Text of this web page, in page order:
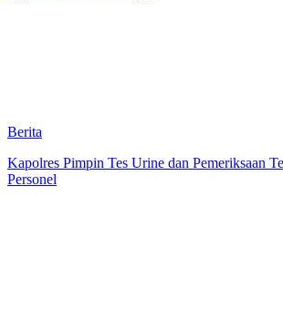
Berita
Kapolres Pimpin Tes Urine dan Pemeriksaan
Personel